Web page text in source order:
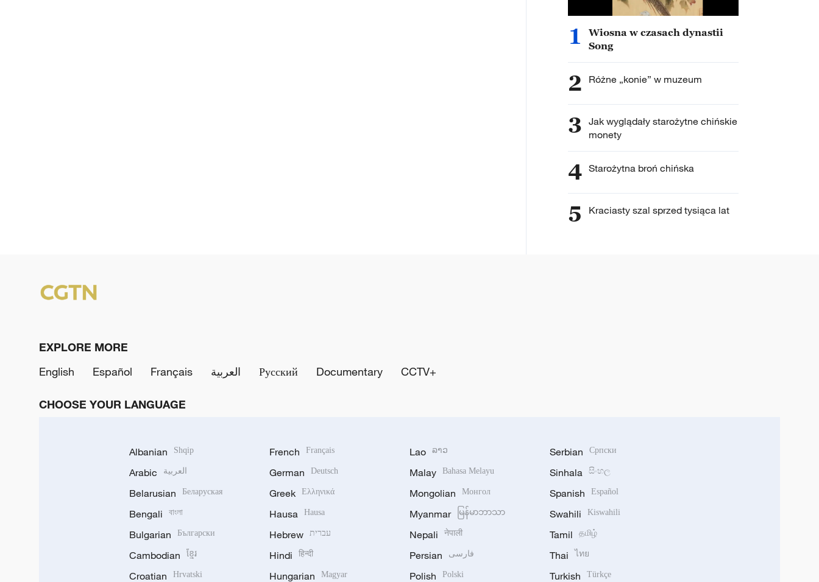
1
Wiosna w czasach dynastii
Song
2 Różne „konie” w muzeum
3 Jak wyglądały starożytne chińskie
monety
4 Starożytna broń chińska
5 Kraciasty szal sprzed tysiąca lat
EXPLORE MORE
English
Español Français العربية Русский Documentary CCTV+
CHOOSE YOUR LANGUAGE
Albanian Shqip
Arabic العربية
Belarusian Беларуская
Bengali বাংলা
Bulgarian Български
Cambodian ខ្មែរ
Croatian Hrvatski
French Français
German Deutsch
Greek Ελληνικά
Hausa Hausa
Hebrew עברית
Hindi हिन्दी
Hungarian Magyar
Lao ລາວ
Malay Bahasa Melayu
Mongolian Монгол
Myanmar မြန်မာဘာသာ
Nepali नेपाली
Persian فارسی
Polish Polski
Serbian Српски
Sinhala සිංහල
Spanish Español
Swahili Kiswahili
Tamil தமிழ்
Thai ไทย
Turkish Türkçe